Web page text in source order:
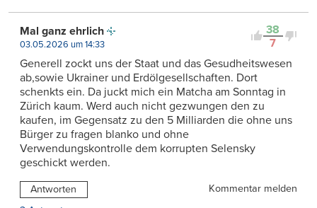
38
7
Mal ganz ehrlich
03.05.2026 um 14:33
Generell zockt uns der Staat und das Gesudheitswesen
ab,sowie Ukrainer und Erdölgesellschaften. Dort
schenkts ein. Da juckt mich ein Matcha am Sonntag in
Zürich kaum. Werd auch nicht gezwungen den zu
kaufen, im Gegensatz zu den 5 Milliarden die ohne uns
Bürger zu fragen blanko und ohne
Verwendungskontrolle dem korrupten Selensky
geschickt werden.
Antworten
Kommentar melden